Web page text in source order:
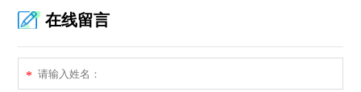
在线留言
*